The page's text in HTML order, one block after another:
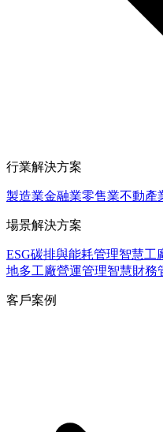
行業解決方案
製造業金融業零售業不動產
場景解決方案
ESG碳排與能耗管理智慧工
地多工廠營運管理智慧財務
客戶案例